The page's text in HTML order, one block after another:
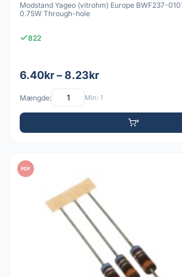
Modstand Yageo (vitrohm) Europe BWF237-
0.75W Through-hole
822
6.40kr – 8.23kr
Mængde: Min: 1
PDF